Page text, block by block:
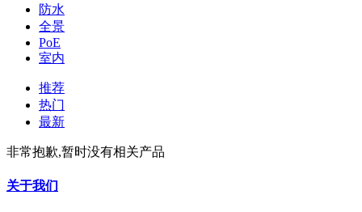
防水
全景
PoE
室内
推荐
热门
最新
非常抱歉,暂时没有相关产品
关于我们